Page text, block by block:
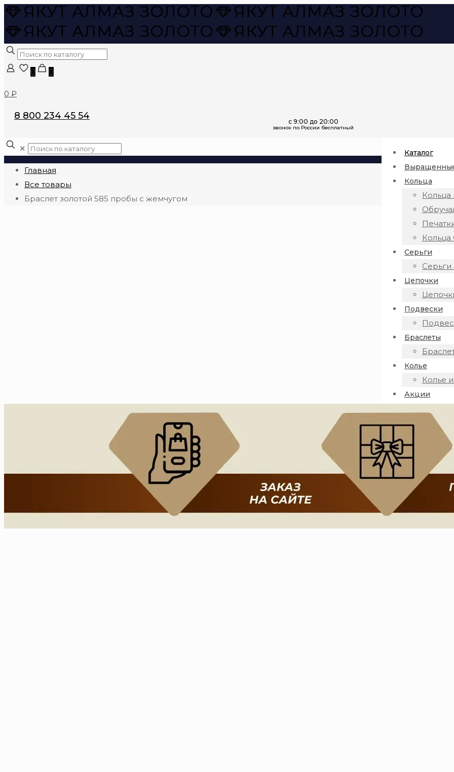
0 0
0 ₽
8 800 234 45 54
Каталог
Кольца
Кольца
Кольца
Серьги
Серьги
Цепочки
Подвески
Браслеты
Колье
Колье
Акции
✕
Главная
Все товары
Браслет золотой 585 пробы с жемчугом